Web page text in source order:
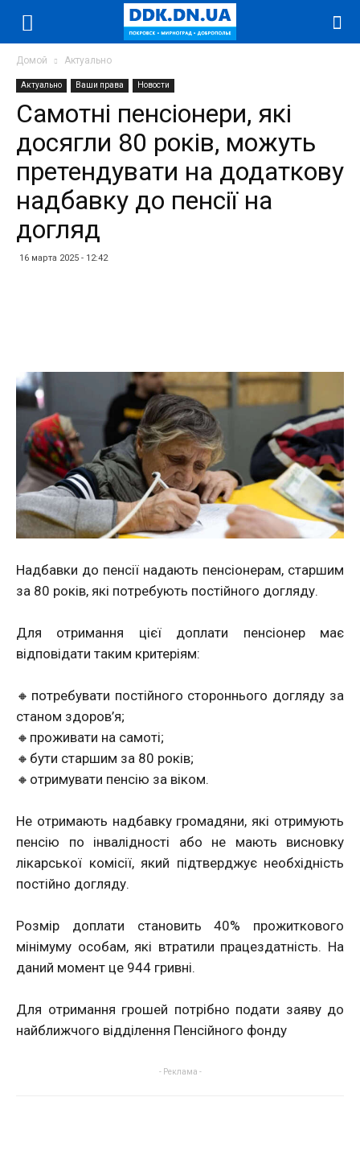
Домой Актуально
Актуально Ваши права Новости
Самотні пенсіонери, які
досягли 80 років, можуть
претендувати на додаткову
надбавку до пенсії на
догляд
16 марта 2025 - 12:42
Надбавки до пенсії надають пенсіонерам, старшим
за 80 років, які потребують постійного догляду.
Для отримання цієї доплати пенсіонер має
відповідати таким критеріям:
🔸потребувати постійного стороннього догляду за
станом здоров’я;
🔸проживати на самоті;
🔸бути старшим за 80 років;
🔸отримувати пенсію за віком.
Не отримають надбавку громадяни, які отримують
пенсію по інвалідності або не мають висновку
лікарської комісії, який підтверджує необхідність
постійно догляду.
Розмір доплати становить 40% прожиткового
мінімуму особам, які втратили працездатність. На
даний момент це 944 гривні.
Для отримання грошей потрібно подати заяву до
найближчого відділення Пенсійного фонду
- Реклама -